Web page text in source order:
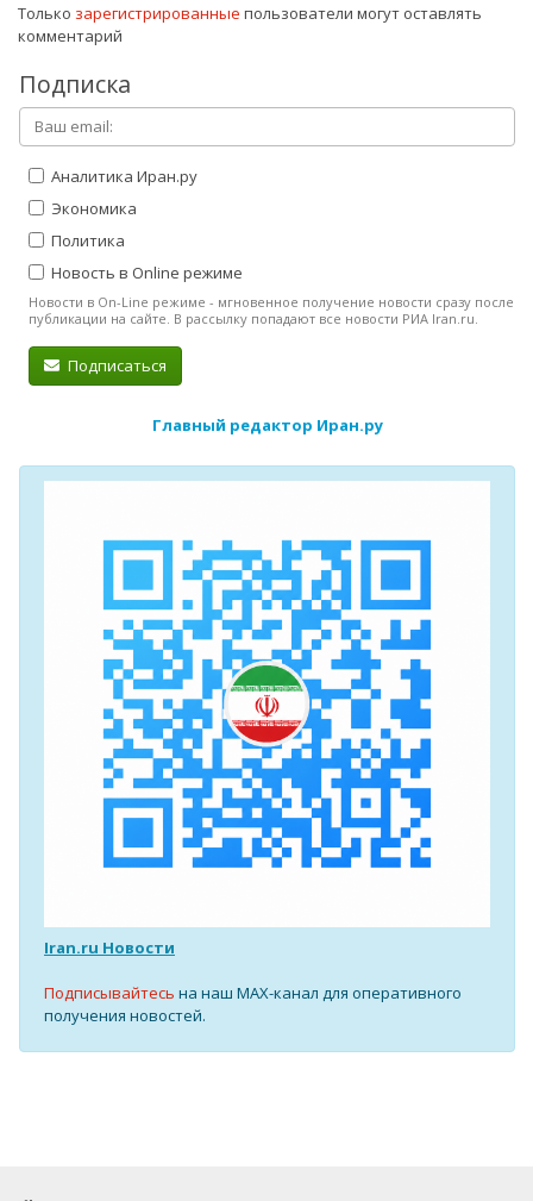
Только зарегистрированные пользователи могут оставлять
комментарий
Подписка
Аналитика Иран.ру
Экономика
Политика
Новость в Online режиме
Новости в On-Line режиме - мгновенное получение новости сразу после
публикации на сайте. В рассылку попадают все новости РИА Iran.ru.
Подписаться
Главный редактор Иран.ру
Iran.ru Новости
Подписывайтесь на наш MAX-канал для оперативного
получения новостей.